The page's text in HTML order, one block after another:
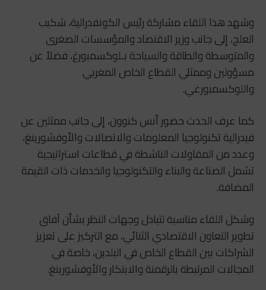
وشهد هذا اللقاء مشاركة رئيس الكونفدرالية،شكيب
العلج، إلى جانب وزير الاقتصاد والمؤسسات الصغرى
والمتوسطة والطاقة والسياحة بـلوكسمبورغ، فضلاً عن
مسؤولين وممثلي القطاع الخاص المغربي
واللوكسمبورغي.
كما عرف الحدث حضورأنس كنوون، إلى جانب ممثلين عن
فيدرالية تكنولوجيا المعلومات والاتصالات والأوفشورينغ،
وعدد من المقاولات الناشطة في قطاعات استراتيجية
تشمل الصناعة والبناء والتكنولوجيا والخدمات ذات القيمة
المضافة.
وشكل اللقاء مناسبة لتبادل وجهات النظر بشأن آفاق
تطوير التعاون الاقتصادي الثنائي، مع التركيز على تعزيز
الشراكات بين القطاع الخاص في البلدين، خاصة في
المجالات المرتبطة بالرقمنة والابتكار والأوفشورينغ.